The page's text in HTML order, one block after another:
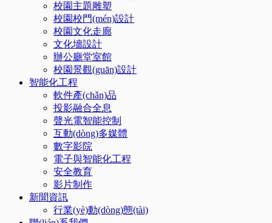
校園主題雕塑
校園校門(mén)設計
校園文化走廊
文化墻設計
辦公廳堂室館
校園景觀(guān)設計
智能化工程
軟件產(chǎn)品
投影融合全息
聲光電智能控制
互動(dòng)多媒體
數字影院
電子與智能化工程
安全教育
影片制作
新聞資訊
行業(yè)動(dòng)態(tài)